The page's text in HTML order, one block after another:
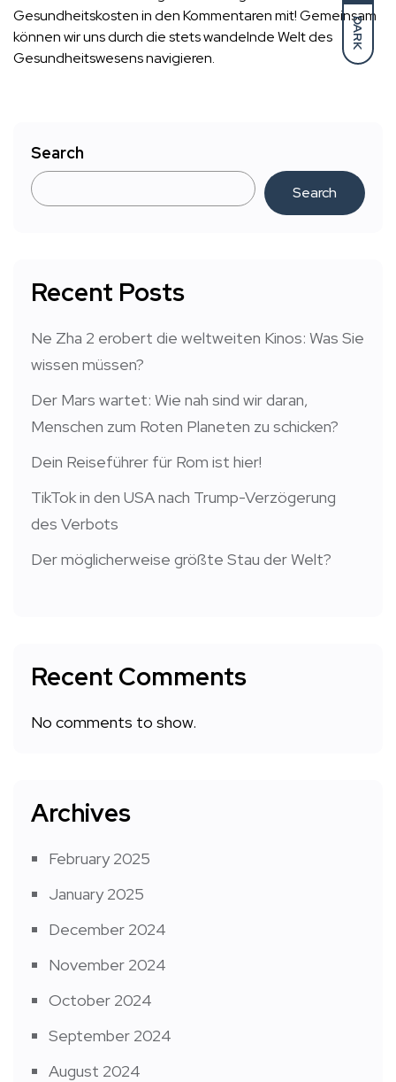
DARK
Gesundheitskosten in den Kommentaren mit! Gemeinsam
können wir uns durch die stets wandelnde Welt des
Gesundheitswesens navigieren.
Search
Search
Recent Posts
Ne Zha 2 erobert die weltweiten Kinos: Was Sie
wissen müssen?
Der Mars wartet: Wie nah sind wir daran,
Menschen zum Roten Planeten zu schicken?
Dein Reiseführer für Rom ist hier!
TikTok in den USA nach Trump-Verzögerung
des Verbots
Der möglicherweise größte Stau der Welt?
Recent Comments
No comments to show.
Archives
February 2025
January 2025
December 2024
November 2024
October 2024
September 2024
August 2024